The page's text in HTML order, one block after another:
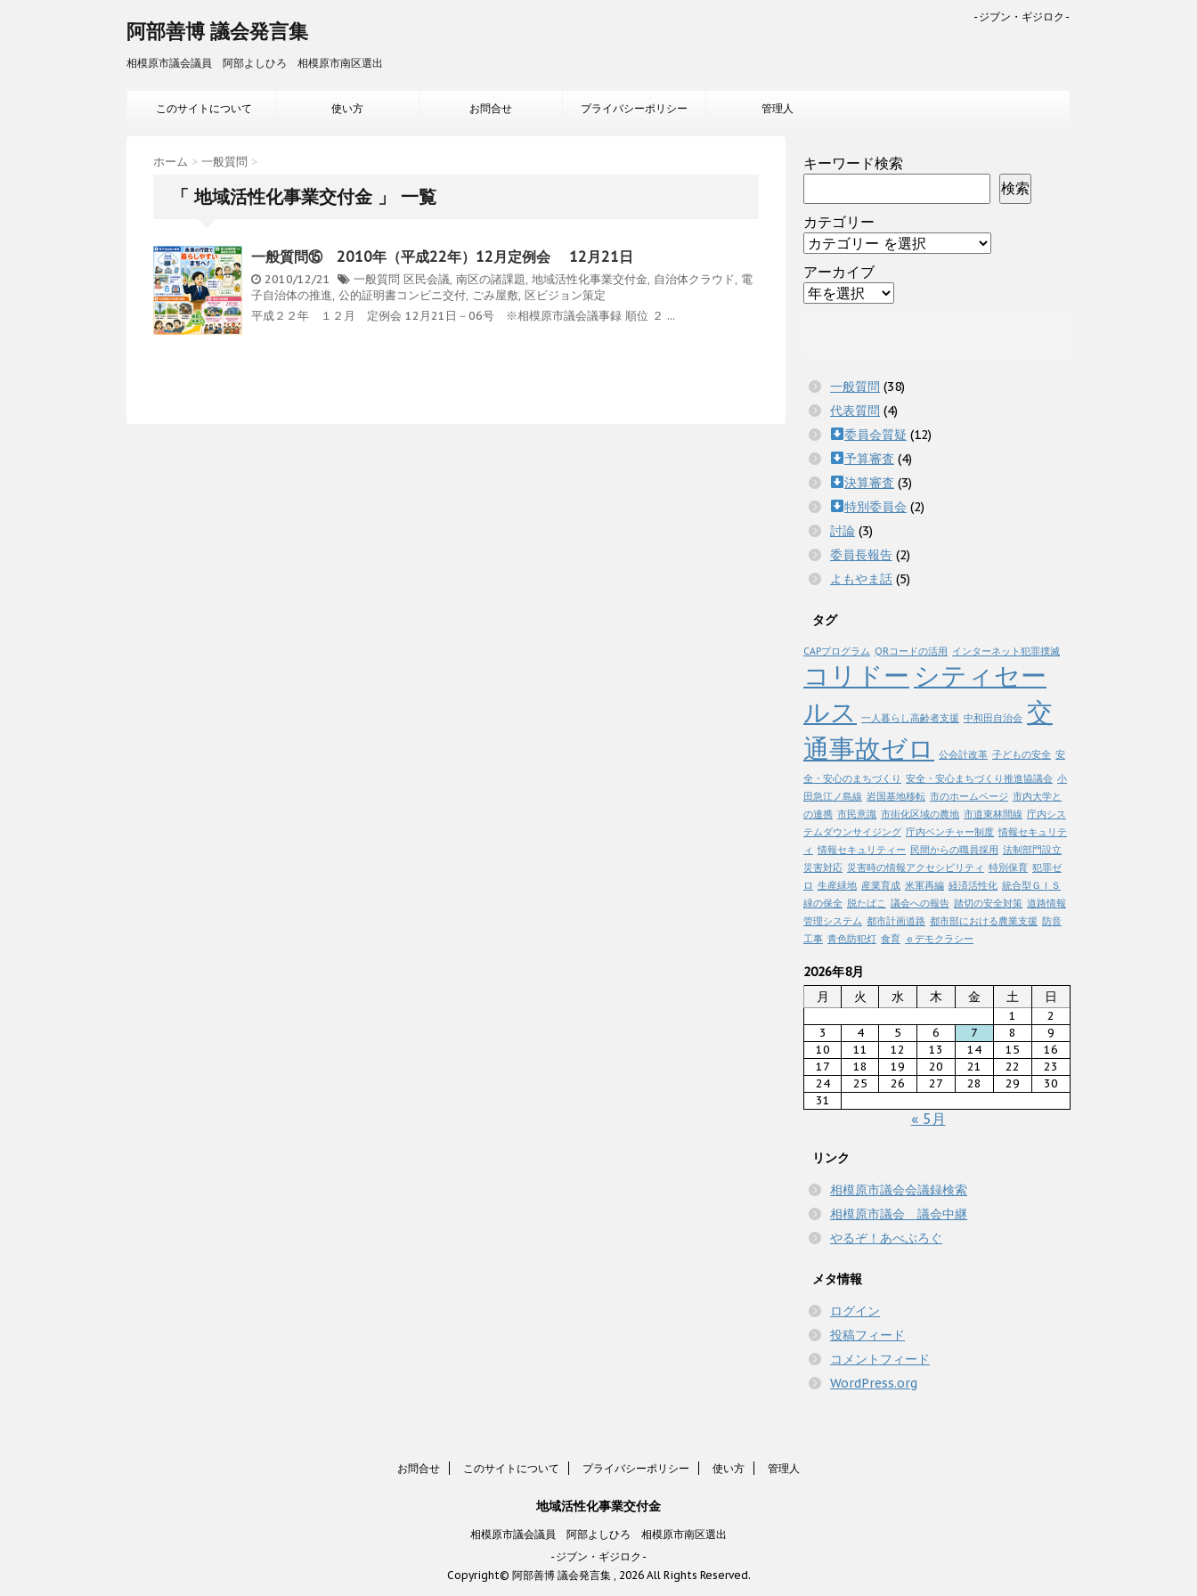
阿部善博 議会発言集
相模原市議会議員 阿部よしひろ 相模原市南区選出
-ジブン・ギジロク-
このサイトについて 使い方 お問合せ プライバシーポリシー 管理人
ホーム > 一般質問 >
「 地域活性化事業交付金 」 一覧
一般質問⑮ 2010年（平成22年）12月定例会 12月21日
2010/12/21 一般質問 区民会議, 南区の諸課題, 地域活性化事業交付金, 自治体クラウド, 電
子自治体の推進, 公的証明書コンビニ交付, ごみ屋敷, 区ビジョン策定
平成２２年 １２月 定例会 12月21日－06号 ※相模原市議会議事録 順位 ２ ...
キーワード検索
検索
カテゴリー
アーカイブ
一般質問 (38)
代表質問 (4)
委員会質疑 (12)
予算審査 (4)
決算審査 (3)
特別委員会 (2)
討論 (3)
委員長報告 (2)
よもやま話 (5)
タグ
CAPプログラム QRコードの活用 インターネット犯罪撲滅
コリドー シティセー
ルス
一人暮らし高齢者支援 中和田自治会 交
通事故ゼロ
公会計改革 子どもの安全 安
全・安心のまちづくり 安全・安心まちづくり推進協議会 小
田急江ノ島線 岩国基地移転 市のホームページ 市内大学と
の連携 市民意識 市街化区域の農地 市道東林間線 庁内シス
テムダウンサイジング 庁内ベンチャー制度 情報セキュリテ
ィ 情報セキュリティー 民間からの職員採用 法制部門設立
災害対応 災害時の情報アクセシビリティ 特別保育 犯罪ゼ
ロ 生産緑地 産業育成 米軍再編 経済活性化 統合型ＧＩＳ
緑の保全 脱たばこ 議会への報告 踏切の安全対策 道路情報
管理システム 都市計画道路 都市部における農業支援 防音
工事 青色防犯灯 食育 ｅデモクラシー
2026年8月
月
火 水 木 金 土 日
1
2
3
4 5 6 7 8
9
10
11 12 13 14 15
16
17
18 19 20 21 22
23
24
25 26 27 28 29
30
31
« 5月
リンク
相模原市議会会議録検索
相模原市議会 議会中継
やるぞ！あべぶろぐ
メタ情報
ログイン
投稿フィード
コメントフィード
WordPress.org
お問合せ このサイトについて プライバシーポリシー 使い方 管理人
地域活性化事業交付金
相模原市議会議員 阿部よしひろ 相模原市南区選出
-ジブン・ギジロク-
Copyright© 阿部善博 議会発言集 , 2026 All Rights Reserved.